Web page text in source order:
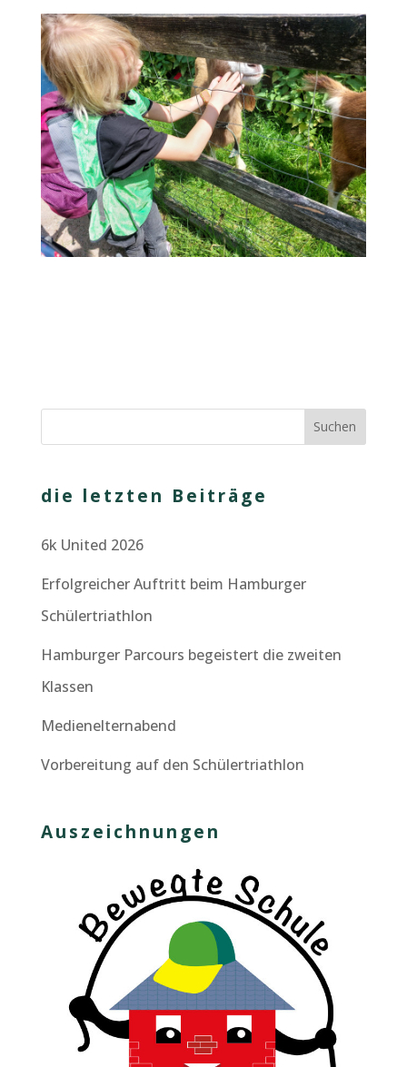
die letzten Beiträge
6k United 2026
Erfolgreicher Auftritt beim Hamburger
Schülertriathlon
Hamburger Parcours begeistert die zweiten
Klassen
Medienelternabend
Vorbereitung auf den Schülertriathlon
Auszeichnungen